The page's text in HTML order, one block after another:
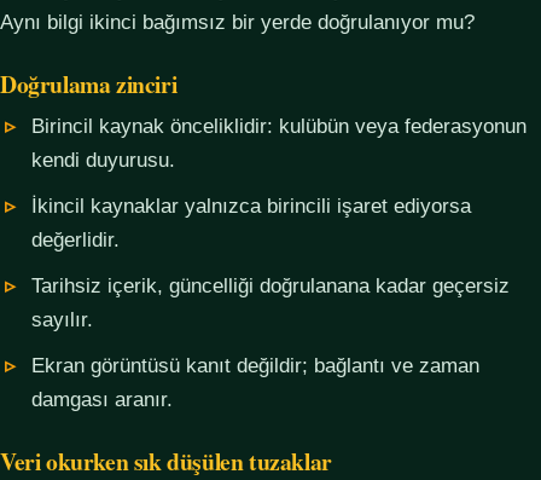
Aynı bilgi ikinci bağımsız bir yerde doğrulanıyor mu?
Doğrulama zinciri
Birincil kaynak önceliklidir: kulübün veya federasyonun
kendi duyurusu.
İkincil kaynaklar yalnızca birincili işaret ediyorsa
değerlidir.
Tarihsiz içerik, güncelliği doğrulanana kadar geçersiz
sayılır.
Ekran görüntüsü kanıt değildir; bağlantı ve zaman
damgası aranır.
Veri okurken sık düşülen tuzaklar